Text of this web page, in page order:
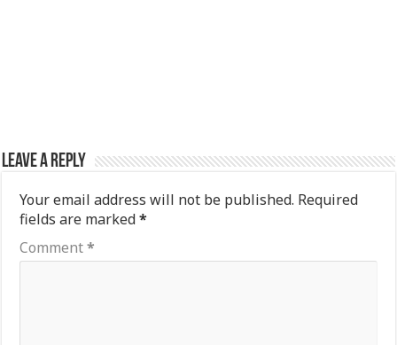
Leave a Reply
Your email address will not be published. Required
fields are marked*
Comment*